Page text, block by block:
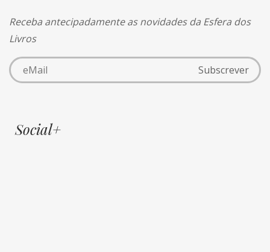
Receba antecipadamente as novidades da Esfera dos
Livros
Social+